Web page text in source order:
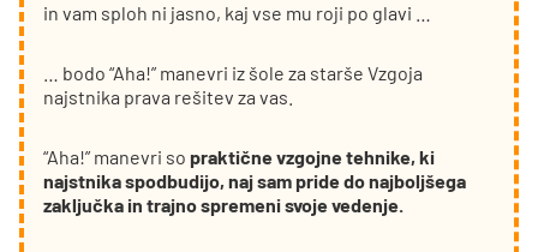
in vam sploh ni jasno, kaj vse mu roji po glavi …
… bodo “Aha!” manevri iz šole za starše Vzgoja
najstnika prava rešitev za vas.
“Aha!” manevri so praktične vzgojne tehnike, ki
najstnika spodbudijo, naj sam pride do najboljšega
zaključka in trajno spremeni svoje vedenje.